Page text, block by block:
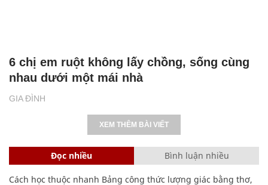
GIA ĐÌNH
6 chị em ruột không lấy chồng, sống cùng
nhau dưới một mái nhà
XEM THÊM BÀI VIẾT
Đọc nhiều Bình luận nhiều
Cách học thuộc nhanh Bảng công thức lượng giác bằng thơ,